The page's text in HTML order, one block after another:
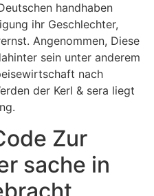
handhaben
ihr Geschlechter,
Angenommen, Diese
sein unter anderem
nach
der Kerl & sera liegt
Zur
sache in